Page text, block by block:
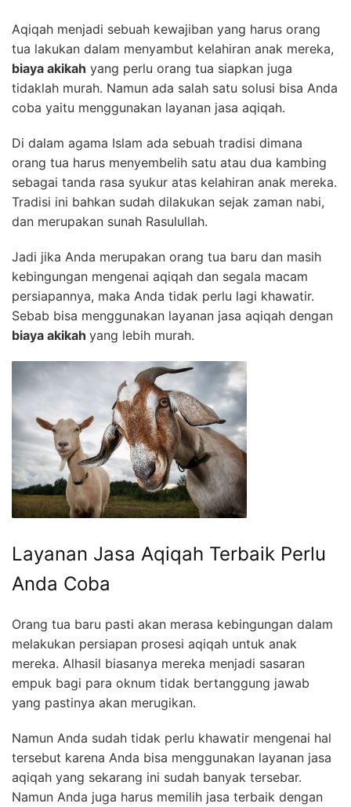
Aqiqah menjadi sebuah kewajiban yang harus orang
tua lakukan dalam menyambut kelahiran anak mereka,
biaya akikah yang perlu orang tua siapkan juga
tidaklah murah. Namun ada salah satu solusi bisa Anda
coba yaitu menggunakan layanan jasa aqiqah.
Di dalam agama Islam ada sebuah tradisi dimana
orang tua harus menyembelih satu atau dua kambing
sebagai tanda rasa syukur atas kelahiran anak mereka.
Tradisi ini bahkan sudah dilakukan sejak zaman nabi,
dan merupakan sunah Rasulullah.
Jadi jika Anda merupakan orang tua baru dan masih
kebingungan mengenai aqiqah dan segala macam
persiapannya, maka Anda tidak perlu lagi khawatir.
Sebab bisa menggunakan layanan jasa aqiqah dengan
biaya akikah yang lebih murah.
Layanan Jasa Aqiqah Terbaik Perlu
Anda Coba
Orang tua baru pasti akan merasa kebingungan dalam
melakukan persiapan prosesi aqiqah untuk anak
mereka. Alhasil biasanya mereka menjadi sasaran
empuk bagi para oknum tidak bertanggung jawab
yang pastinya akan merugikan.
Namun Anda sudah tidak perlu khawatir mengenai hal
tersebut karena Anda bisa menggunakan layanan jasa
aqiqah yang sekarang ini sudah banyak tersebar.
Namun Anda juga harus memilih jasa terbaik dengan